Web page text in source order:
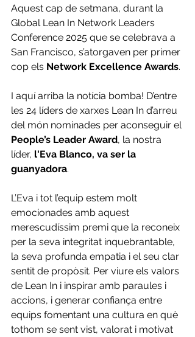
Aquest cap de setmana, durant la
Global Lean In Network Leaders
Conference 2025 que se celebrava a
San Francisco, s’atorgaven per primer
cop els Network Excellence Awards.
I aquí arriba la notícia bomba! D’entre
les 24 líders de xarxes Lean In d’arreu
del món nominades per aconseguir el
People’s Leader Award, la nostra
líder, l'Eva Blanco, va ser la
guanyadora.
L’Eva i tot l’equip estem molt
emocionades amb aquest
merescudíssim premi que la reconeix
per la seva integritat inquebrantable,
la seva profunda empatia i el seu clar
sentit de propòsit. Per viure els valors
de Lean In i inspirar amb paraules i
accions, i generar confiança entre
equips fomentant una cultura en què
tothom se sent vist, valorat i motivat